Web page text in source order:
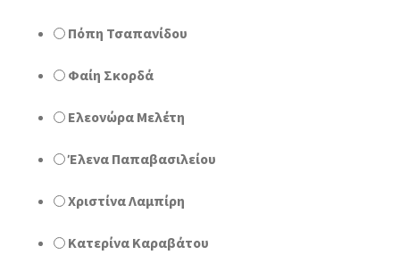
Πόπη Τσαπανίδου
Φαίη Σκορδά
Ελεονώρα Μελέτη
Έλενα Παπαβασιλείου
Χριστίνα Λαμπίρη
Κατερίνα Καραβάτου